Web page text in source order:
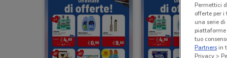
Permettici
offerte per
una serie
piattaforme
tuo
Partnersin
Privacy >